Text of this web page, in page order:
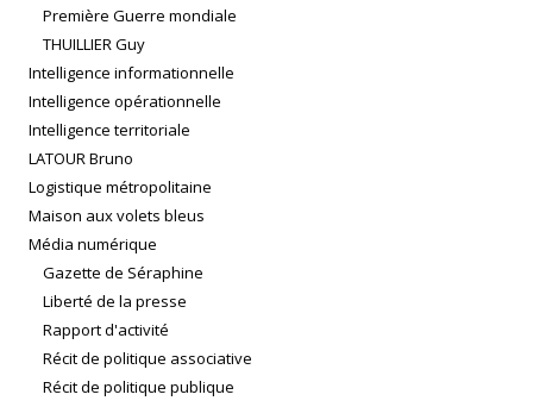
Première Guerre mondiale
THUILLIER Guy
Intelligence informationnelle
Intelligence opérationnelle
Intelligence territoriale
LATOUR Bruno
Logistique métropolitaine
Maison aux volets bleus
Média numérique
Gazette de Séraphine
Liberté de la presse
Rapport d'activité
Récit de politique associative
Récit de politique publique